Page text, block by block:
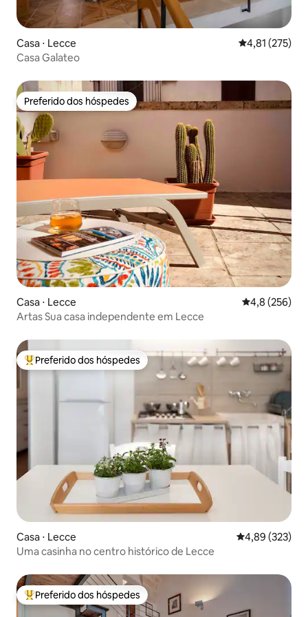
Casa ⋅ Lecce 4,81 de uma
4,81 (275)
Casa Galateo
Preferido dos hóspedes
Preferido dos hóspedes
Casa ⋅ Lecce 4,8 de uma
4,8 (256)
Artas Sua casa independente em Lecce
Entre os melhores preferidos dos hóspedes
Preferido dos hóspedes
Casa ⋅ Lecce 4,89 de uma
4,89 (323)
Uma casinha no centro histórico de Lecce
Entre os melhores preferidos dos hóspedes
Preferido dos hóspedes